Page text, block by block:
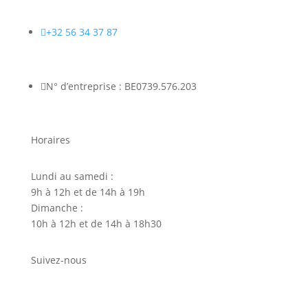
+32 56 34 37 87
N° d’entreprise : BE0739.576.203
Horaires
Lundi au samedi :
9h à 12h et de 14h à 19h
Dimanche :
10h à 12h et de 14h à 18h30
Suivez-nous